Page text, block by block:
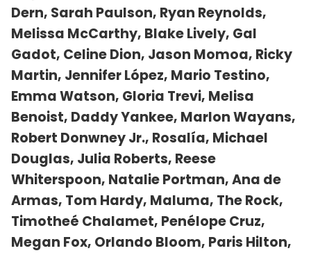
Dern, Sarah Paulson, Ryan Reynolds,
Melissa McCarthy, Blake Lively, Gal
Gadot, Celine Dion, Jason Momoa, Ricky
Martin, Jennifer López, Mario Testino,
Emma Watson, Gloria Trevi, Melisa
Benoist, Daddy Yankee, Marlon Wayans,
Robert Donwney Jr., Rosalía, Michael
Douglas, Julia Roberts, Reese
Whiterspoon, Natalie Portman, Ana de
Armas, Tom Hardy, Maluma, The Rock,
Timotheé Chalamet, Penélope Cruz,
Megan Fox, Orlando Bloom, Paris Hilton,